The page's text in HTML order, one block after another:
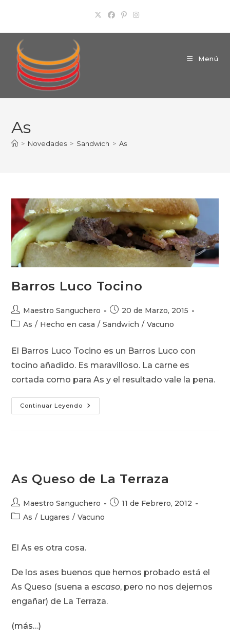
contenido
Menú
As
> Novedades > Sandwich > As
Barros Luco Tocino
Autor
de
Maestro Sanguchero
Publicación
20 de Marzo, 2015
Categoría
entrada:
As / Hecho en casa / Sandwich / Vacuno
El Barros Luco Tocino es un Barros Luco con
tocino añadido. Es maravilloso. La carne es
cortada como para As y el resultado vale la pena.
Continuar Leyendo Barros
Luco
As Queso de La Terraza
Autor
de
Maestro Sanguchero
Publicación
11 de Febrero, 2012
Categoría
entrada:
As / Lugares / Vacuno
El As es otra cosa.
De los ases buenos que hemos probado está el
As Queso (suena aescaso, pero no nos dejemos
engañar) de La Terraza.
(más…)